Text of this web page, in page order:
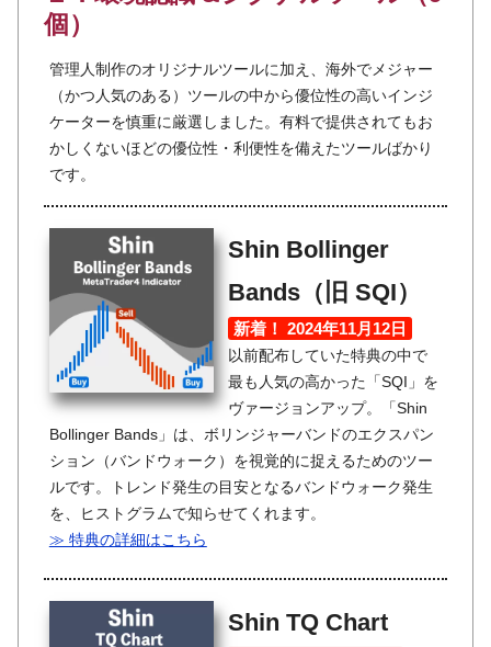
個）
管理人制作のオリジナルツールに加え、海外でメジャー
（かつ人気のある）ツールの中から優位性の高いインジ
ケーターを慎重に厳選しました。有料で提供されてもお
かしくないほどの優位性・利便性を備えたツールばかり
です。
Shin Bollinger
Bands（旧 SQI）
新着！ 2024年11月12日
以前配布していた特典の中で
最も人気の高かった「SQI」を
ヴァージョンアップ。「Shin
Bollinger Bands」は、ボリンジャーバンドのエクスパン
ション（バンドウォーク）を視覚的に捉えるためのツー
ルです。トレンド発生の目安となるバンドウォーク発生
を、ヒストグラムで知らせてくれます。
≫ 特典の詳細はこちら
Shin TQ Chart